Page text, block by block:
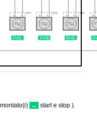
FWSL
E53
1
2
FWSR
E54
4
3
RWSL
B38
6
5
R
8
→ start e stop ).